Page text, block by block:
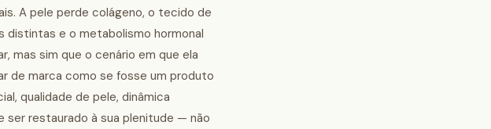
A pele perde colágeno, o tecido de
distintas e o metabolismo hormonal
mas sim que o cenário em que ela
de marca como se fosse um produto
qualidade de pele, dinâmica
restaurado à sua plenitude — não